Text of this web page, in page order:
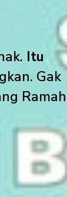
Itu
Gak
Ramah